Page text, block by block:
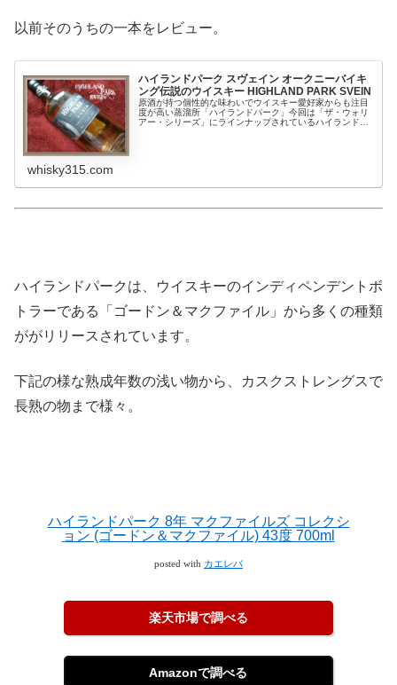
以前そのうちの一本をレビュー。
ハイランドパーク スヴェイン オークニーバイキ
ング伝説のウイスキー HIGHLAND PARK SVEIN
原酒が持つ個性的な味わいでウイスキー愛好家からも注目
度が高い蒸溜所「ハイランドパーク」今回は「ザ・ウォリ
アー・シリーズ」にラインナップされているハイランドパ
whisky315.com
ハイランドパークは、ウイスキーのインディペンデントボ
トラーである「ゴードン＆マクファイル」から多くの種類
ががリリースされています。
下記の様な熟成年数の浅い物から、カスクストレングスで
長熟の物まで様々。
ハイランドパーク 8年 マクファイルズ コレクシ
ョン (ゴードン＆マクファイル) 43度 700ml
posted with カエレバ
楽天市場で調べる
Amazonで調べる